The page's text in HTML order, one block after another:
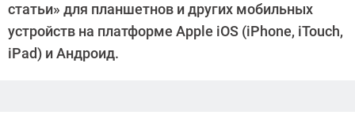
статьи» для планшетнов и других мобильных
устройств на платформе Apple iOS (iPhone, iTouch,
iPad) и Андроид.